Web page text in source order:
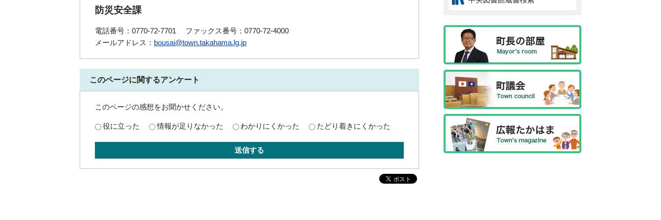
防災安全課
電話番号：0770-72-7701
ファックス番号：0770-72-4000
メールアドレス： bousai@town.takahama.lg.jp
このページに関するアンケート
このページの感想をお聞かせください。
役に立った 情報が足りなかった わかりにくかった たどり着きにくかった
送信する